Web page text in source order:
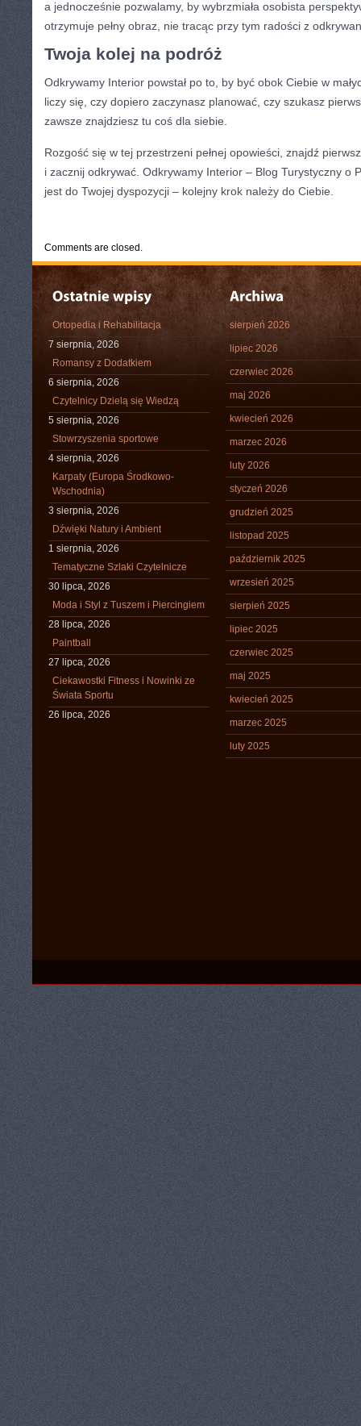
a jednocześnie pozwalamy, by wybrzmiała osobista
otrzymuje pełny obraz, nie tracąc przy tym radości z
Twoja kolej na podróż
Odkrywamy Interior powstał po to, by być obok Ciebie w
liczy się, czy dopiero zaczynasz planować, czy szukasz
zawsze znajdziesz tu coś dla siebie.
Rozgość się w tej przestrzeni pełnej opowieści, znajdź
i zacznij odkrywać. Odkrywamy Interior – Blog Turystyczny o
jest do Twojej dyspozycji – kolejny krok należy do Ciebie.
Comments are closed.
Ortopedia i Rehabilitacja
7 sierpnia, 2026
Romansy z Dodatkiem
6 sierpnia, 2026
Czytelnicy Dzielą się Wiedzą
5 sierpnia, 2026
Stowrzyszenia sportowe
4 sierpnia, 2026
Karpaty (Europa Środkowo-
Wschodnia)
3 sierpnia, 2026
Dźwięki Natury i Ambient
1 sierpnia, 2026
Tematyczne Szlaki Czytelnicze
30 lipca, 2026
Moda i Styl z Tuszem i Piercingiem
28 lipca, 2026
Paintball
27 lipca, 2026
Ciekawostki Fitness i Nowinki ze
Świata Sportu
26 lipca, 2026
sierpień 2026
lipiec 2026
czerwiec 2026
maj 2026
kwiecień 2026
marzec 2026
luty 2026
styczeń 2026
grudzień 2025
listopad 2025
październik 2025
wrzesień 2025
sierpień 2025
lipiec 2025
czerwiec 2025
maj 2025
kwiecień 2025
marzec 2025
luty 2025